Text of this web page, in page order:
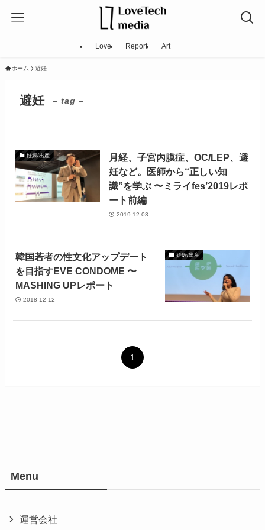
Love Report Art
ホーム 避妊
避妊 – tag –
妊娠/出産
月経、子宮内膜症、OC/LEP、避
妊など。医師から“正しい知
識”を学ぶ 〜ミライfes’2019レポ
ート前編
2019-12-03
妊娠/出産
韓国若者の性文化アップデート
を目指すEVE CONDOME 〜
MASHING UPレポート
2018-12-12
1
Menu
運営会社